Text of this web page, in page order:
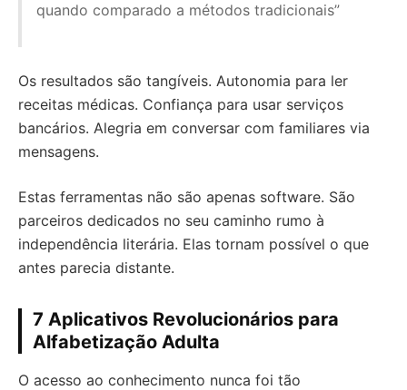
quando comparado a métodos tradicionais”
Os resultados são tangíveis. Autonomia para ler
receitas médicas. Confiança para usar serviços
bancários. Alegria em conversar com familiares via
mensagens.
Estas ferramentas não são apenas software. São
parceiros dedicados no seu caminho rumo à
independência literária. Elas tornam possível o que
antes parecia distante.
7 Aplicativos Revolucionários para
Alfabetização Adulta
O acesso ao conhecimento nunca foi tão